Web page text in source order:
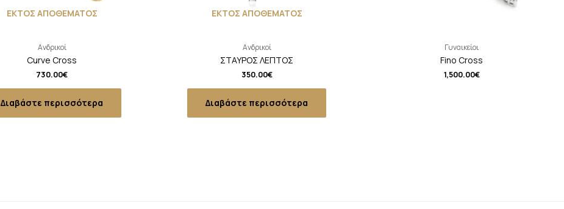
ΕΚΤΟΣ ΑΠΟΘΕΜΑΤΟΣ
Ανδρικοί
Curve Cross
730.00€
Διαβάστε περισσότερα
ΕΚΤΟΣ ΑΠΟΘΕΜΑΤΟΣ
Ανδρικοί
ΣΤΑΥΡΟΣ ΛΕΠΤΟΣ
350.00€
Διαβάστε περισσότερα
Γυναικείοι
Fino Cross
1,500.00€